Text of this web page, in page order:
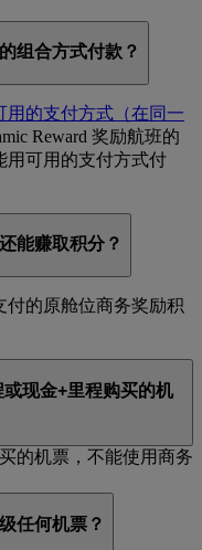
组合方式付款？
用的支付方式 （在同一
Reward 奖励航班的
用可用的支付方式付
能赚取积分？
付的原舱位商务奖励积
现金+里程购买的机
的机票，不能使用商务
任何机票？